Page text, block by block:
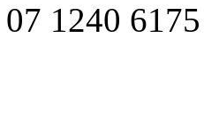
07 1240